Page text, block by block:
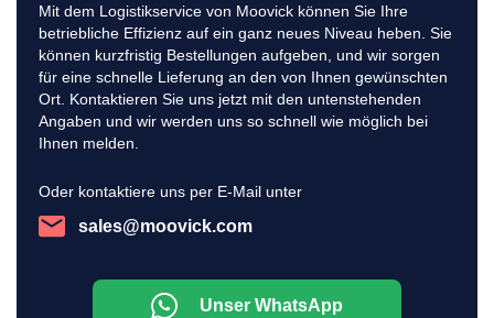
Mit dem Logistikservice von Moovick können Sie Ihre
betriebliche Effizienz auf ein ganz neues Niveau heben. Sie
können kurzfristig Bestellungen aufgeben, und wir sorgen
für eine schnelle Lieferung an den von Ihnen gewünschten
Ort. Kontaktieren Sie uns jetzt mit den untenstehenden
Angaben und wir werden uns so schnell wie möglich bei
Ihnen melden.
Oder kontaktiere uns per E-Mail unter
sales@moovick.com
Unser WhatsApp